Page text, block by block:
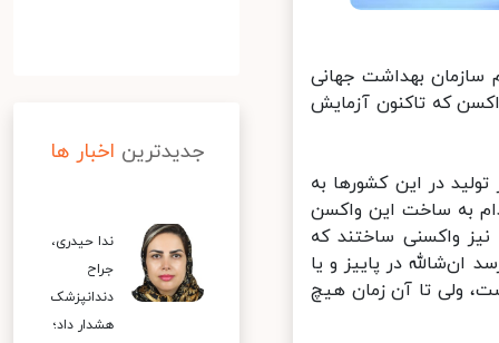
سازمان بهداشت جهانی
که تاکنون آزمایش
در این کشورها به
به ساخت این واکسن
واکسنی ساختند که
در پاییز و یا
ولی تا آن زمان هیچ
جدیدترین اخبار ها
ندا حیدری،
جراح
دندانپزشک
هشدار داد؛